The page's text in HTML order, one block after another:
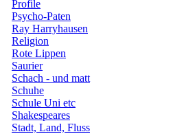
Profile
Psycho-Paten
Ray Harryhausen
Religion
Rote Lippen
Saurier
Schach - und matt
Schuhe
Schule Uni etc
Shakespeares
Stadt, Land, Fluss